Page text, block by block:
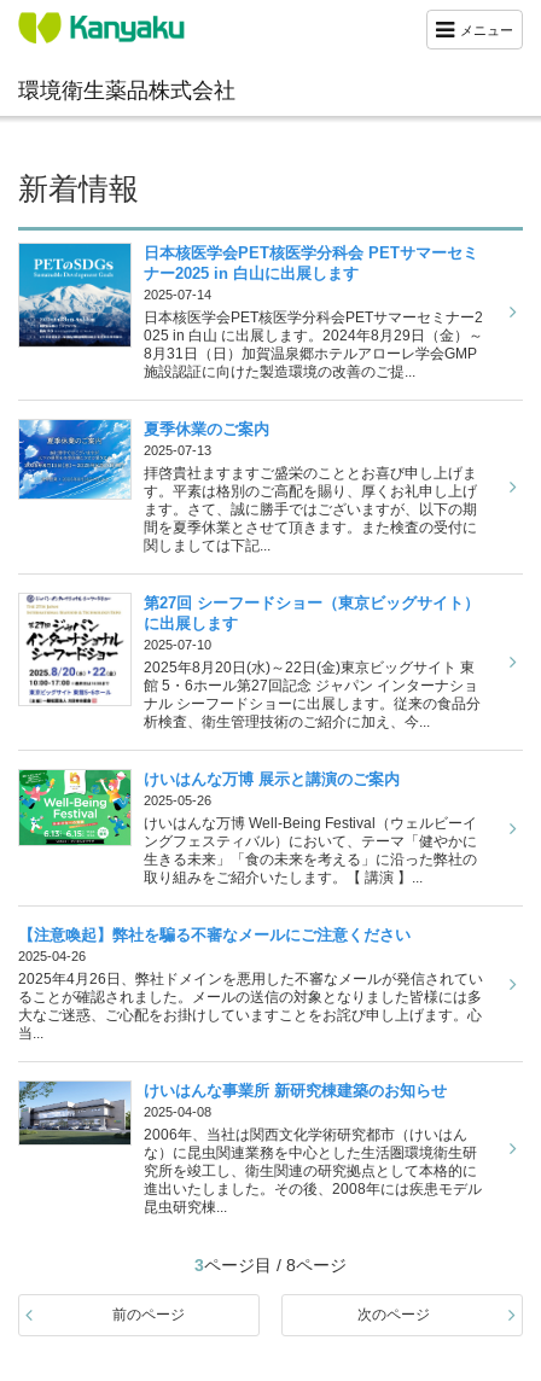
メニュー
環境衛生薬品株式会社
新着情報
日本核医学会PET核医学分科会 PETサマーセミ
ナー2025 in 白山に出展します
2025-07-14
日本核医学会PET核医学分科会PETサマーセミナー2
025 in 白山 に出展します。2024年8月29日（金）～
8月31日（日）加賀温泉郷ホテルアローレ学会GMP
施設認証に向けた製造環境の改善のご提...
夏季休業のご案内
2025-07-13
拝啓貴社ますますご盛栄のこととお喜び申し上げま
す。平素は格別のご高配を賜り、厚くお礼申し上げ
ます。さて、誠に勝手ではございますが、以下の期
間を夏季休業とさせて頂きます。また検査の受付に
関しましては下記...
第27回 シーフードショー（東京ビッグサイト）
に出展します
2025-07-10
2025年8月20日(水)～22日(金)東京ビッグサイト 東
館 5・6ホール第27回記念 ジャパン インターナショ
ナル シーフードショーに出展します。従来の食品分
析検査、衛生管理技術のご紹介に加え、今...
けいはんな万博 展示と講演のご案内
2025-05-26
けいはんな万博 Well-Being Festival（ウェルビーイ
ングフェスティバル）において、テーマ「健やかに
生きる未来」「食の未来を考える」に沿った弊社の
取り組みをご紹介いたします。【 講演 】...
【注意喚起】弊社を騙る不審なメールにご注意ください
2025-04-26
2025年4月26日、弊社ドメインを悪用した不審なメールが発信されてい
ることが確認されました。メールの送信の対象となりました皆様には多
⼤なご迷惑、ご心配をお掛けしていますことをお詫び申し上げます。心
当...
けいはんな事業所 新研究棟建築のお知らせ
2025-04-08
2006年、当社は関西文化学術研究都市（けいはん
な）に昆虫関連業務を中心とした生活圏環境衛生研
究所を竣工し、衛生関連の研究拠点として本格的に
進出いたしました。その後、2008年には疾患モデル
昆虫研究棟...
3ページ目 / 8ページ
前のページ 次のページ